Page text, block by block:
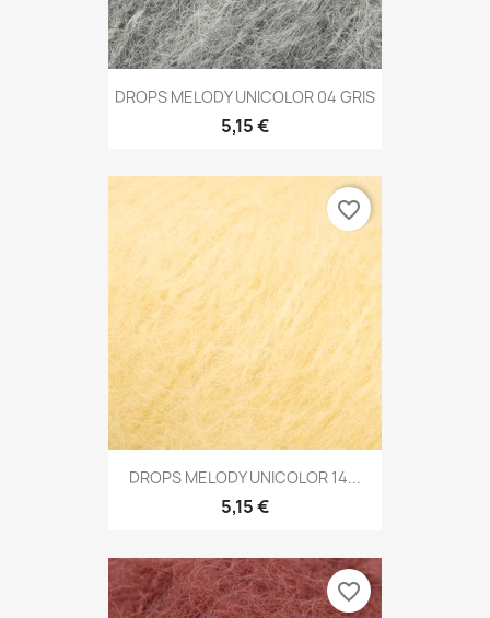
DROPS MELODY UNICOLOR 04 GRIS
5,15 €
DROPS MELODY UNICOLOR 14...
5,15 €
favorite_border
favorite_border